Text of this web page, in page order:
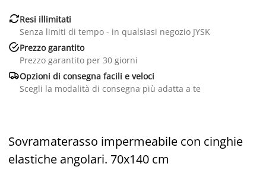
Resi illimitati
Senza limiti di tempo - in qualsiasi negozio JYSK
Prezzo garantito
Prezzo garantito per 30 giorni
Opzioni di consegna facili e veloci
Scegli la modalità di consegna più adatta a te
Sovramaterasso impermeabile con cinghie
elastiche angolari. 70x140 cm